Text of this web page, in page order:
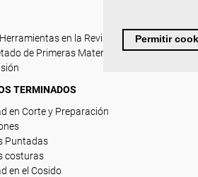
Permitir
en la Revisión de Materias
de Primeras Materias.
TERMINADOS
en Corte y Preparación
Puntadas
costuras
en el Cosido